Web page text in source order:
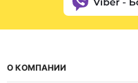
О КОМПАНИИ